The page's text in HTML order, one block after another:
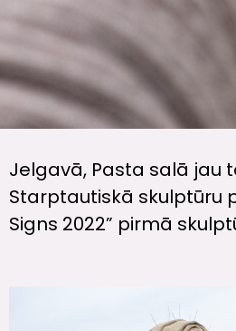
Jelgavā, Pasta salā jau
Starptautiskā skulptūru
Signs 2022” pirmā